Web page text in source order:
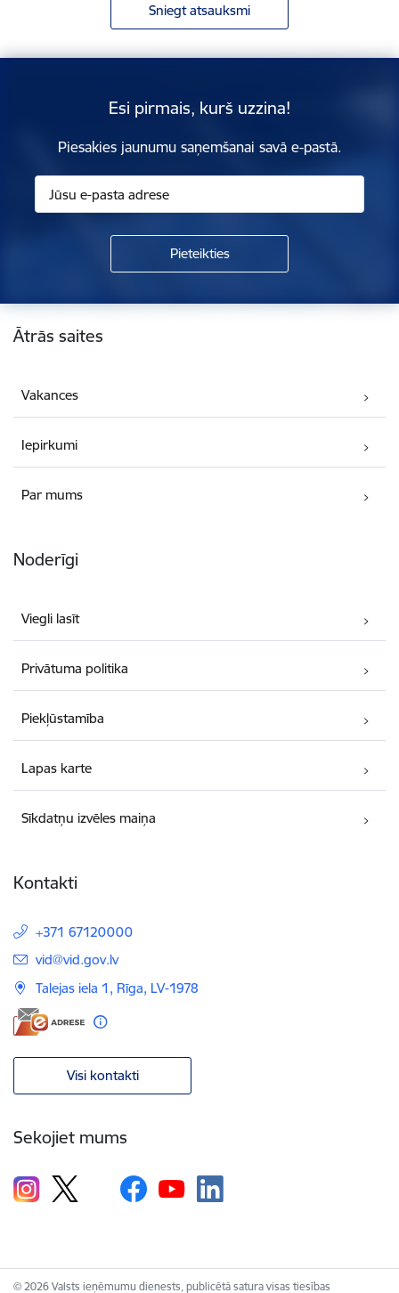
Sniegt atsauksmi
Esi pirmais, kurš uzzina!
Piesakies jaunumu saņemšanai savā e-pastā.
Kājene
Ātrās saites
Vakances
Iepirkumi
Par mums
Noderīgi
Viegli lasīt
Privātuma politika
Piekļūstamība
Lapas karte
Sīkdatņu izvēles maiņa
Kontakti
+371 67120000
E-pasts:
vid@vid.gov.lv
Talejas iela 1, Rīga, LV-1978
Visi kontakti
Sekojiet mums
© 2026 Valsts ieņēmumu dienests, publicētā satura visas tiesības